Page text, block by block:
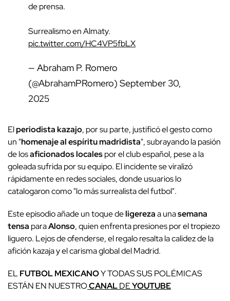
de prensa.
Surrealismo en Almaty.
pic.twitter.com/HC4VP5fbLX
— Abraham P. Romero
(@AbrahamPRomero) September 30,
2025
Elperiodista kazajo, por su parte, justificó el gesto como
un "homenaje al espíritu madridista", subrayando la pasión
de losaficionados localespor el club español, pese a la
goleada sufrida por su equipo. El incidente se viralizó
rápidamente en redes sociales, donde usuarios lo
catalogaron como "lo más surrealista del futbol".
Este episodio añade un toque deligerezaa unasemana
tensa paraAlonso, quien enfrenta presiones por el tropiezo
liguero. Lejos de ofenderse, el regalo resalta la calidez de la
afición kazaja y el carisma global del Madrid.
ELFUTBOL MEXICANOY TODAS SUS POLÉMICAS
ESTÁN EN NUESTROCANALDEYOUTUBE